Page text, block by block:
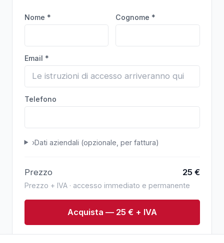
Nome * Cognome *
Email *
Telefono
›Dati aziendali (opzionale, per fattura)
Prezzo 25€
Prezzo + IVA · accesso immediato e permanente
Acquista — 25 € + IVA